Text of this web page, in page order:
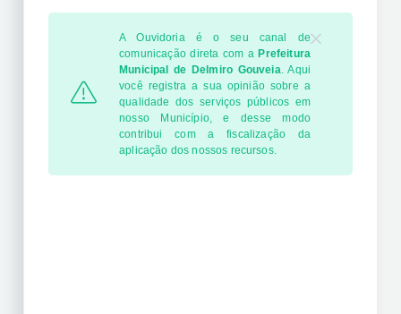
A Ouvidoria é o seu canal de
comunicação direta com aPrefeitura
Municipal de Delmiro Gouveia . Aqui
você registra a sua opinião sobre a
qualidade dos serviços públicos em
nosso Município, e desse modo
contribui com a fiscalização da
aplicação dos nossos recursos.